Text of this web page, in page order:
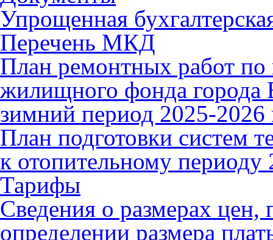
Упрощенная
Перечень МКД
План ремонтных работ по
жилищного фонда города
зимний период 2025-2026
План подготовки систем
к отопительному периоду
Тарифы
Сведения о размерах
определении размера